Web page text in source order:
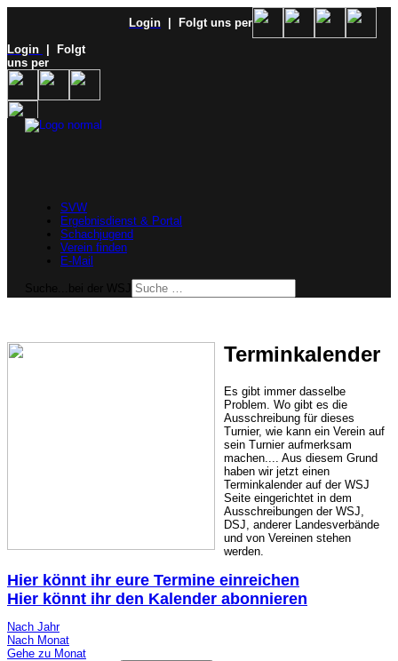
Login
| Folgt uns per
Login
| Folgt
uns per
SVW
Ergebnisdienst & Portal
Schachjugend
Verein finden
E-Mail
Terminkalender
Es gibt immer dasselbe
Problem. Wo gibt es die
Ausschreibung für dieses
Turnier, wie kann ein Verein auf
sein Turnier aufmerksam
machen.... Aus diesem Grund
haben wir jetzt einen
Terminkalender auf der WSJ
Seite eingerichtet in dem
Ausschreibungen der WSJ,
DSJ, anderer Landesverbände
und von Vereinen stehen
werden.
Hier könnt ihr eure Termine einreichen
Hier könnt ihr den Kalender abonnieren
Nach Jahr
Nach Monat
Gehe zu Monat